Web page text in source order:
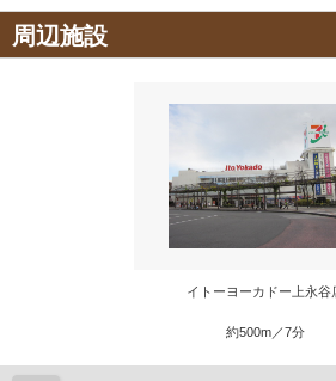
周辺施設
イトーヨーカドー上永谷
約500m／7分